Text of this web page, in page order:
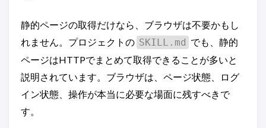
静的ページの取得だけなら、ブラウザは不要かもし
れません。プロジェクトの SKILL.md でも、静的
ページはHTTPでまとめて取得できることが多いと
説明されています。ブラウザは、ページ状態、ログ
イン状態、操作が本当に必要な場面に残すべきで
す。